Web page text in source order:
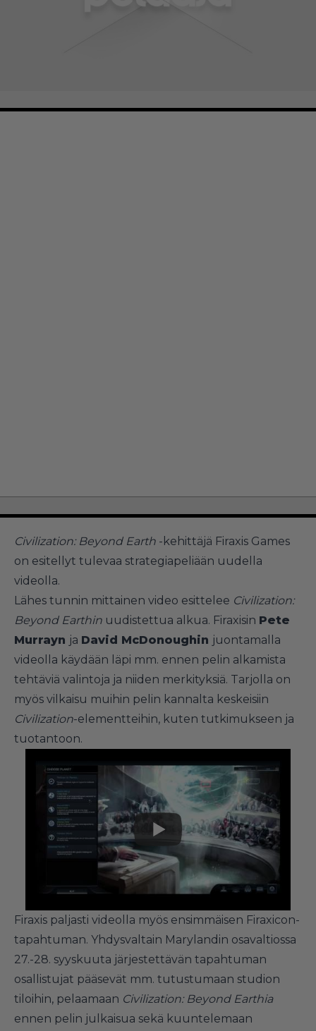
Civilization: Beyond Earth -kehittäjä Firaxis Games
on esitellyt tulevaa strategiapeliään uudella
videolla.
Lähes tunnin mittainen video esittelee Civilization:
Beyond Earthin uudistettua alkua. Firaxisin Pete
Murrayn ja David McDonoughin juontamalla
videolla käydään läpi mm. ennen pelin alkamista
tehtäviä valintoja ja niiden merkityksiä. Tarjolla on
myös vilkaisu muihin pelin kannalta keskeisiin
Civilization-elementteihin, kuten tutkimukseen ja
tuotantoon.
Firaxis paljasti videolla myös ensimmäisen Firaxicon-
tapahtuman. Yhdysvaltain Marylandin osavaltiossa
27.-28. syyskuuta järjestettävän tapahtuman
osallistujat pääsevät mm. tutustumaan studion
tiloihin, pelaamaan Civilization: Beyond Earthia
ennen pelin julkaisua sekä kuuntelemaan